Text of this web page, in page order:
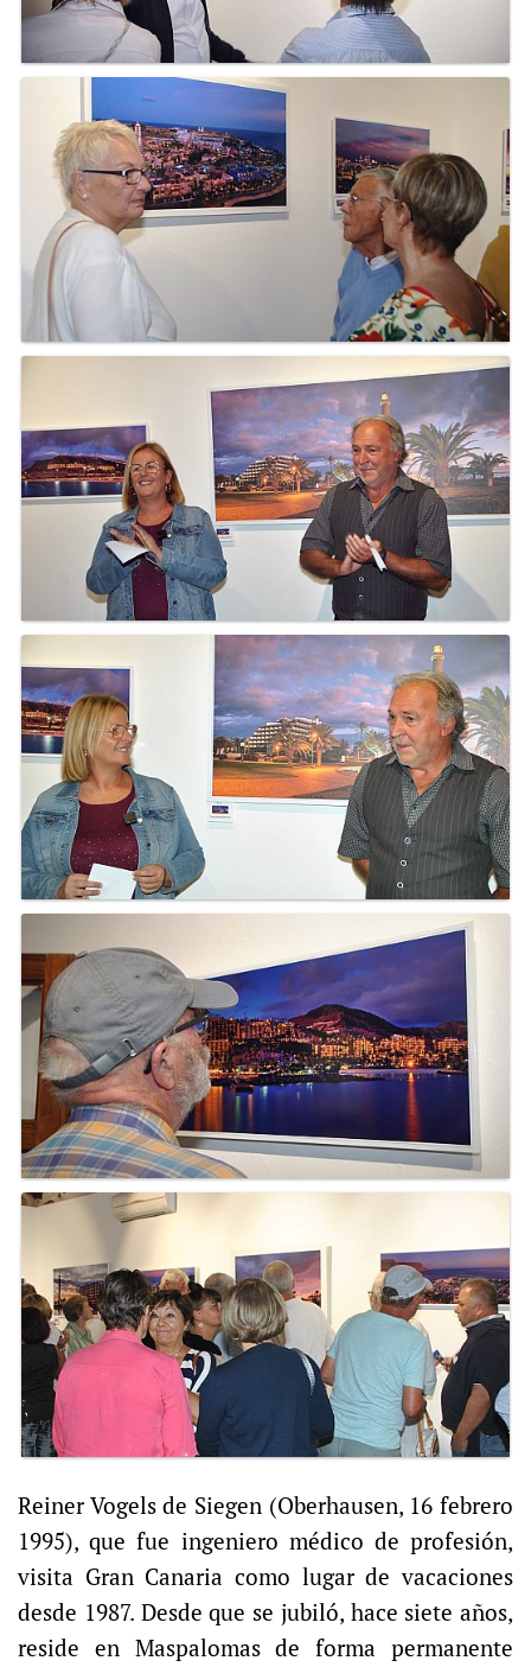
Reiner Vogels de Siegen (Oberhausen, 16 febrero
1995), que fue ingeniero médico de profesión,
visita Gran Canaria como lugar de vacaciones
desde 1987. Desde que se jubiló, hace siete años,
reside en Maspalomas de forma permanente